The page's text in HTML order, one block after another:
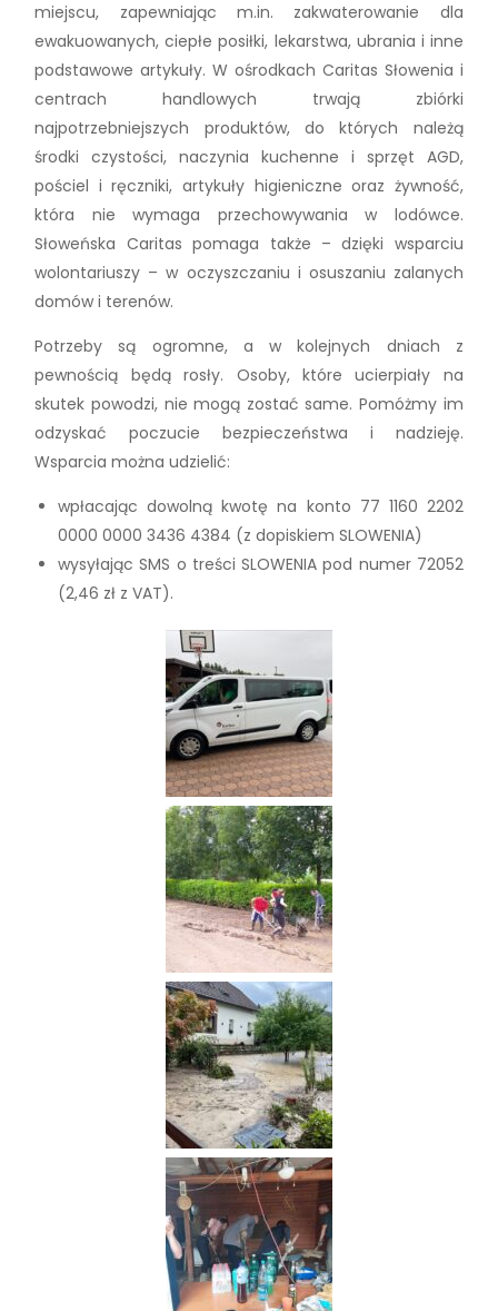
miejscu, zapewniając m.in. zakwaterowanie dla
ewakuowanych, ciepłe posiłki, lekarstwa, ubrania i inne
podstawowe artykuły. W ośrodkach Caritas Słowenia i
centrach handlowych trwają zbiórki
najpotrzebniejszych produktów, do których należą
środki czystości, naczynia kuchenne i sprzęt AGD,
pościel i ręczniki, artykuły higieniczne oraz żywność,
która nie wymaga przechowywania w lodówce.
Słoweńska Caritas pomaga także – dzięki wsparciu
wolontariuszy – w oczyszczaniu i osuszaniu zalanych
domów i terenów.
Potrzeby są ogromne, a w kolejnych dniach z
pewnością będą rosły. Osoby, które ucierpiały na
skutek powodzi, nie mogą zostać same. Pomóżmy im
odzyskać poczucie bezpieczeństwa i nadzieję.
Wsparcia można udzielić:
wpłacając dowolną kwotę na konto 77 1160 2202
0000 0000 3436 4384 (z dopiskiem SLOWENIA)
wysyłając SMS o treści SLOWENIA pod numer 72052
(2,46 zł z VAT).